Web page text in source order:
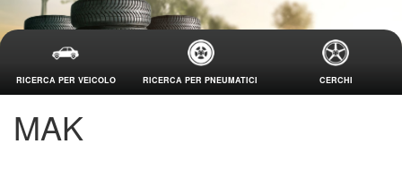
RICERCA PER VEICOLO RICERCA PER PNEUMATICI CERCHI
MAK